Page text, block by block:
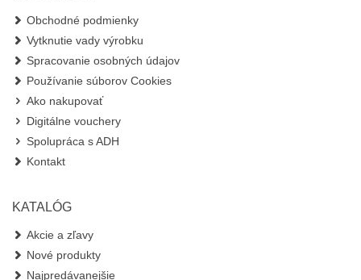
Obchodné podmienky
Vytknutie vady výrobku
Spracovanie osobných údajov
Používanie súborov Cookies
Ako nakupovať
Digitálne vouchery
Spolupráca s ADH
Kontakt
KATALÓG
Akcie a zľavy
Nové produkty
Najpredávanejšie